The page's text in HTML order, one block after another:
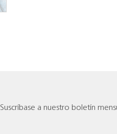
Suscríbase a nuestro boletín